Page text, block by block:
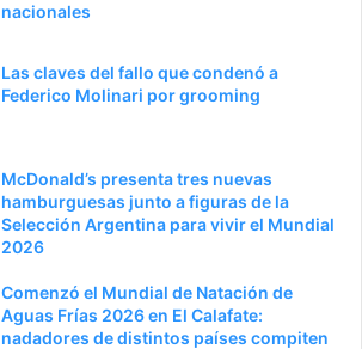
r
o
i
nacionales
Las claves del fallo que condenó a
Federico Molinari por grooming
McDonald’s presenta tres nuevas
hamburguesas junto a figuras de la
Selección Argentina para vivir el Mundial
2026
Comenzó el Mundial de Natación de
Aguas Frías 2026 en El Calafate:
nadadores de distintos países compiten